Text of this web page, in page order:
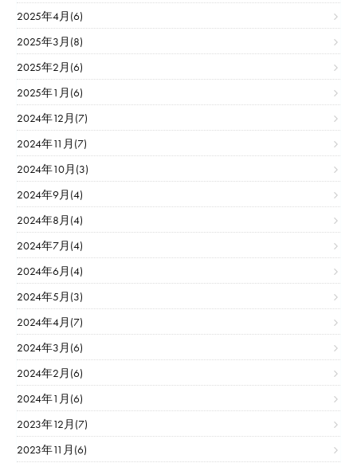
2025年4月(6)
2025年3月(8)
2025年2月(6)
2025年1月(6)
2024年12月(7)
2024年11月(7)
2024年10月(3)
2024年9月(4)
2024年8月(4)
2024年7月(4)
2024年6月(4)
2024年5月(3)
2024年4月(7)
2024年3月(6)
2024年2月(6)
2024年1月(6)
2023年12月(7)
2023年11月(6)